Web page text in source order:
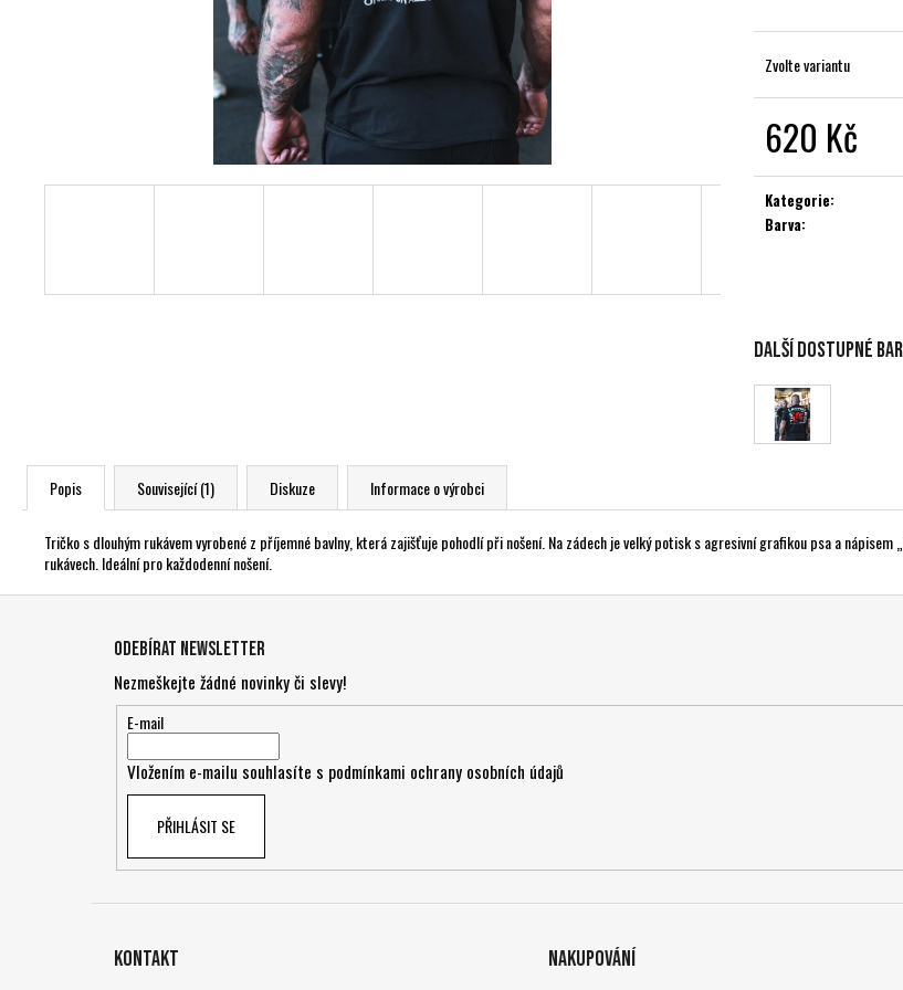
Zvolte variantu
620 Kč
cena:
Kategorie:
Barva:
Další dostupné
Popis Související (1) Diskuze Informace o výrobci
Tričko s dlouhým rukávem vyrobené z příjemné bavlny, která zajišťuje pohodlí při nošení. Na zádech je velký potisk s agresivní grafikou psa a nápisem
rukávech. Ideální pro každodenní nošení.
Odebírat newsletter
Nezmeškejte žádné novinky či slevy!
E-mail
Vložením e-mailu souhlasíte s podmínkami ochrany osobních údajů
PŘIHLÁSIT SE
Kontakt Nakupování